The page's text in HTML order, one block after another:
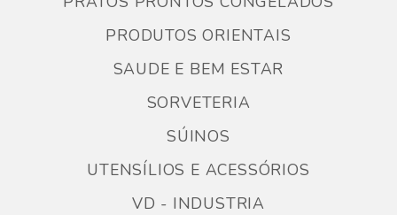
PRODUTOS ORIENTAIS
SAUDE E BEM ESTAR
SORVETERIA
SÚINOS
UTENSÍLIOS E ACESSÓRIOS
VD - INDUSTRIA